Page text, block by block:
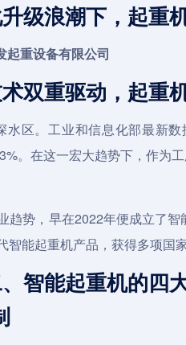
级浪潮下，起重
起重设备有限公司
双重驱动，起重
区。工业和信息化部最新
。在这一宏大趋势下，作为
趋势，早在2022年便成立了
智能起重机产品，获得多项国
智能起重机的四